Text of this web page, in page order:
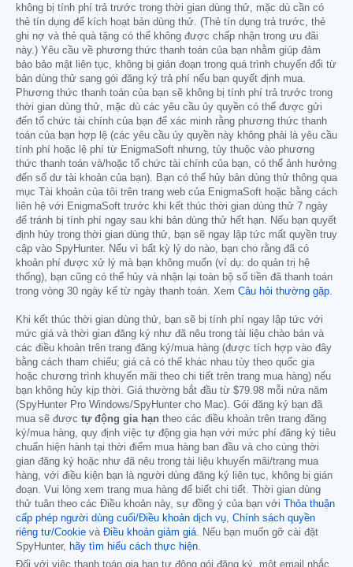
không bị tính phí trả trước trong thời gian dùng thử, mặc dù cần có
thẻ tín dụng để kích hoạt bản dùng thử. (Thẻ tín dụng trả trước, thẻ
ghi nợ và thẻ quà tặng có thể không được chấp nhận trong ưu đãi
này.) Yêu cầu về phương thức thanh toán của bạn nhằm giúp đảm
bảo bảo mật liên tục, không bị gián đoạn trong quá trình chuyển đổi từ
bản dùng thử sang gói đăng ký trả phí nếu bạn quyết định mua.
Phương thức thanh toán của bạn sẽ không bị tính phí trả trước trong
thời gian dùng thử, mặc dù các yêu cầu ủy quyền có thể được gửi
đến tổ chức tài chính của bạn để xác minh rằng phương thức thanh
toán của bạn hợp lệ (các yêu cầu ủy quyền này không phải là yêu cầu
tính phí hoặc lệ phí từ EnigmaSoft nhưng, tùy thuộc vào phương
thức thanh toán và/hoặc tổ chức tài chính của bạn, có thể ảnh hưởng
đến số dư tài khoản của bạn). Bạn có thể hủy bản dùng thử thông qua
mục Tài khoản của tôi trên trang web của EnigmaSoft hoặc bằng cách
liên hệ với EnigmaSoft trước khi kết thúc thời gian dùng thử 7 ngày
để tránh bị tính phí ngay sau khi bản dùng thử hết hạn. Nếu bạn quyết
định hủy trong thời gian dùng thử, bạn sẽ ngay lập tức mất quyền truy
cập vào SpyHunter. Nếu vì bất kỳ lý do nào, bạn cho rằng đã có
khoản phí được xử lý mà bạn không muốn (ví dụ: do quản trị hệ
thống), bạn cũng có thể hủy và nhận lại toàn bộ số tiền đã thanh toán
trong vòng 30 ngày kể từ ngày thanh toán. Xem Câu hỏi thường gặp
Khi kết thúc thời gian dùng thử, bạn sẽ bị tính phí ngay lập tức với
mức giá và thời gian đăng ký như đã nêu trong tài liệu chào bán và
các điều khoản trên trang đăng ký/mua hàng (được tích hợp vào đây
bằng cách tham chiếu; giá cả có thể khác nhau tùy theo quốc gia
hoặc chương trình khuyến mãi theo chi tiết trên trang mua hàng) nếu
bạn không hủy kịp thời. Giá thường bắt đầu từ $79.98 mỗi nửa năm
(SpyHunter Pro Windows/SpyHunter cho Mac). Gói đăng ký bạn đã
mua sẽ được tự động gia hạn theo các điều khoản trên trang đăng
ký/mua hàng, quy định việc tự động gia hạn với mức phí đăng ký tiêu
chuẩn hiện hành tại thời điểm mua hàng ban đầu và cho cùng thời
gian đăng ký hoặc như đã nêu trong tài liệu khuyến mãi/trang mua
hàng, với điều kiện bạn là người dùng đăng ký liên tục, không bị gián
đoạn. Vui lòng xem trang mua hàng để biết chi tiết. Thời gian dùng
thử tuân theo các Điều khoản này, sự đồng ý của bạn với Thỏa thuận
cấp phép người dùng cuối/Điều khoản dịch vụ Chính sách quyền
riêng tư/Cookie và Điều khoản giảm giá . Nếu bạn muốn gỡ cài đặt
SpyHunter,
hãy tìm hiểu cách thực hiện
Đối với việc thanh toán gia hạn tự động gói đăng ký, một email nhắc